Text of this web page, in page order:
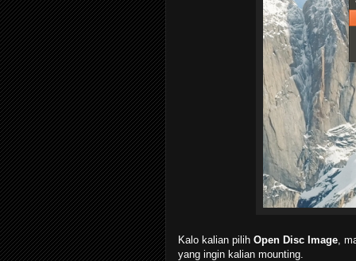
Kalo kalian pilih Open Disc Image ,
yang ingin kalian mounting.